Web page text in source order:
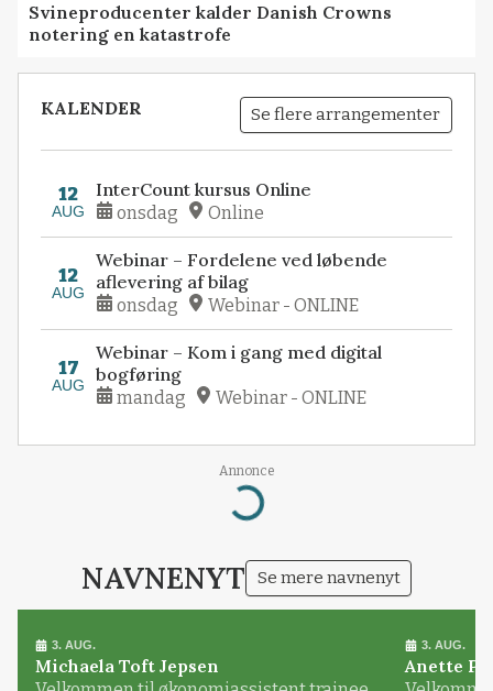
Svineproducenter kalder Danish Crowns
notering en katastrofe
KALENDER Se flere arrangementer
12
AUG
InterCount kursus Online
onsdag Online
12
AUG
Webinar – Fordelene ved løbende
aflevering af bilag
onsdag Webinar - ONLINE
17
AUG
Webinar – Kom i gang med digital
bogføring
mandag Webinar - ONLINE
Annonce
Loading...
NAVNENYT Se mere navnenyt
3. AUG.
Michaela Toft Jepsen
3. AUG.
Anette